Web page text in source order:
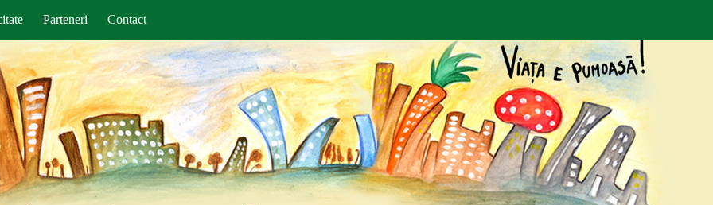
Parteneri Contact